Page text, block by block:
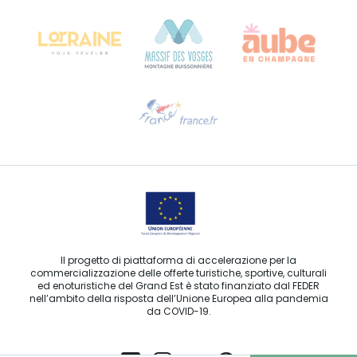
Contattaci per e-mail
Il progetto di piattaforma di accelerazione per la
commercializzazione delle offerte turistiche, sportive, culturali
ed enoturistiche del Grand Est è stato finanziato dal FEDER
nell’ambito della risposta dell’Unione Europea alla pandemia
da COVID-19.